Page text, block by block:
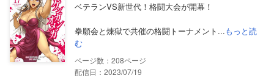
ベテランVS新世代！格闘大会が開幕！
拳願会と煉獄で共催の格闘トーナメント...もっと読
む
208
配信日：2023/07/19